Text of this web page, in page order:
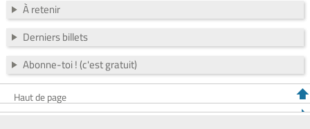
À retenir
Derniers billets
Abonne-toi ! (c'est gratuit)
Haut de page